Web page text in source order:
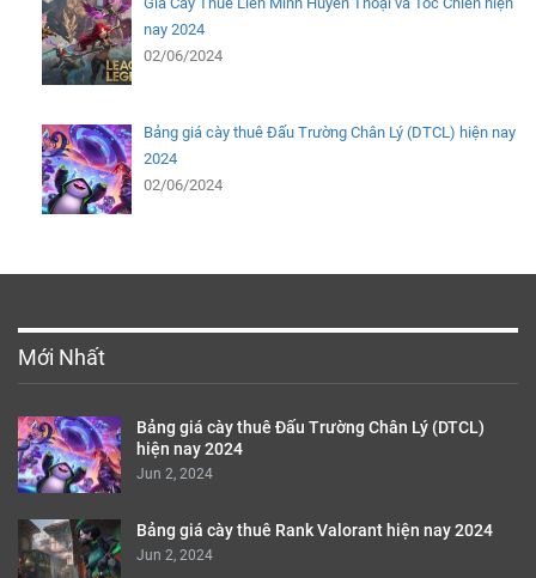
nay 2024
02/06/2024
Bảng giá cày thuê Đấu Trường Chân Lý (DTCL) hiện nay
2024
02/06/2024
Mới Nhất
Bảng giá cày thuê Đấu Trường Chân Lý (DTCL)
hiện nay 2024
Jun 2, 2024
Bảng giá cày thuê Rank Valorant hiện nay 2024
Jun 2, 2024